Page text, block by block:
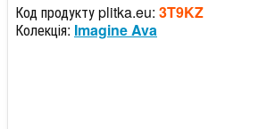
Код продукту plitka.eu: 3T9KZ
Колекція: Imagine Ava